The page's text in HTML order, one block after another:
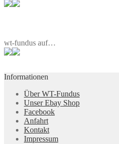
wt-fundus auf…
Informationen
Über WT-Fundus
Unser Ebay Shop
Facebook
Anfahrt
Kontakt
Impressum